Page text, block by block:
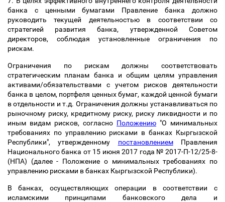
банка с ценными бумагами Правление банка должно
руководить текущей деятельностью в соответствии со
стратегией развития банка, утвержденной Советом
директоров, соблюдая установленные ограничения по
рискам.
Ограничения по рискам должны соответствовать
стратегическим планам банка и общим целям управления
активами/обязательствами с учетом рисков деятельности
банка в целом, портфеля ценных бумаг, каждой ценной бумаги
в отдельности и т.д. Ограничения должны устанавливаться по
рыночному риску, кредитному риску, риску ликвидности и по
иным видам рисков, согласно Положению "О минимальных
требованиях по управлению рисками в банках Кыргызской
Республики", утвержденному постановлениемПравления
Национального банка от 15 июня 2017 года № 2017-П-12/25-8-
(НПА) (далее - Положение о минимальных требованиях по
управлению рисками в банках Кыргызской Республики).
В банках, осуществляющих операции в соответствии с
исламскими принципами банковского дела и